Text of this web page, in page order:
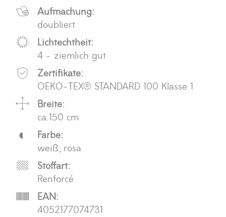
Aufmachung:
doubliert
Lichtechtheit:
4 - ziemlich gut
Zertifikate:
OEKO-TEX® STANDARD 100 Klasse 1
Breite:
ca.150 cm
Farbe:
weiß, rosa
Stoffart:
Renforcé
EAN:
4052177074731